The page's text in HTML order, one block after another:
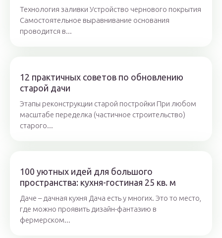
Технология заливки Устройство чернового покрытия
Самостоятельное выравнивание основания
проводится в...
12 практичных советов по обновлению
старой дачи
Этапы реконструкции старой постройки При любом
масштабе переделка (частичное строительство)
старого...
100 уютных идей для большого
пространства: кухня-гостиная 25 кв. м
Даче – дачная кухня Дача есть у многих. Это то место,
где можно проявить дизайн-фантазию в
фермерском...